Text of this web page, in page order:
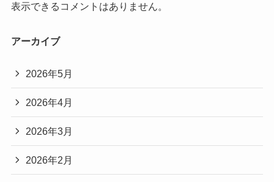
表示できるコメントはありません。
アーカイブ
2026年5月
2026年4月
2026年3月
2026年2月